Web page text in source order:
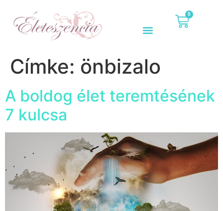
0
Címke: önbizalo
A boldog élet teremtésének
7 kulcsa